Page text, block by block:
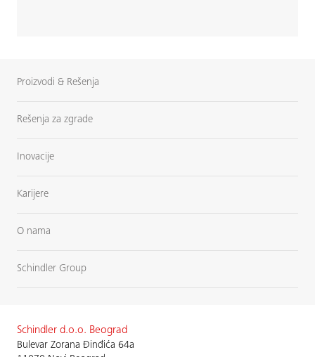
Proizvodi & Rešenja
Rešenja za zgrade
Inovacije
Karijere
O nama
Schindler Group
Schindler d.o.o. Beograd
Bulevar Zorana Đinđića 64a